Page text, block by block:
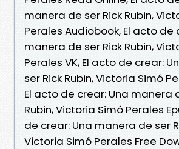
manera de ser Rick Rubin,
Perales Audiobook, El acto de
manera de ser Rick Rubin,
Perales VK, El acto de crear:
ser Rick Rubin, Victoria Simó
El acto de crear: Una manera
Rubin, Victoria Simó Perales
de crear: Una manera de ser
Victoria Simó Perales Free